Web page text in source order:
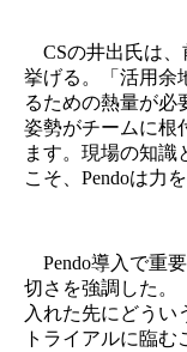
CSの井出氏は、
挙げる。「活用余
るための熱量が必
姿勢がチームに根
ます。現場の知識
こそ、Pendoは力
Pendo導入で重
切さを強調した。
入れた先にどうい
トライアルに臨